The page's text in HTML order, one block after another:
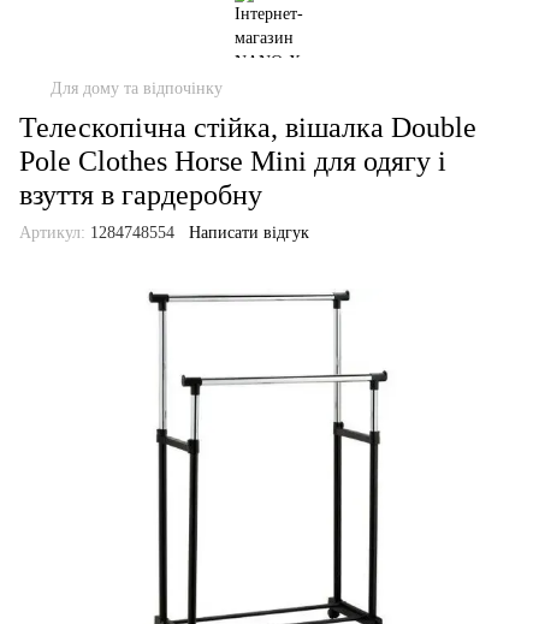
Для дому та відпочінку
Телескопічна стійка, вішалка Double
Pole Clothes Horse Mini для одягу і
взуття в гардеробну
Артикул: 1284748554 Написати відгук